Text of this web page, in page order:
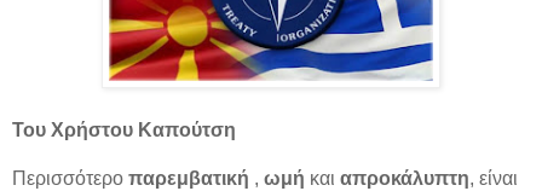
Του Χρήστου Καπούτση
Περισσότερο παρεμβατική , ωμή και απροκάλυπτη, είναι